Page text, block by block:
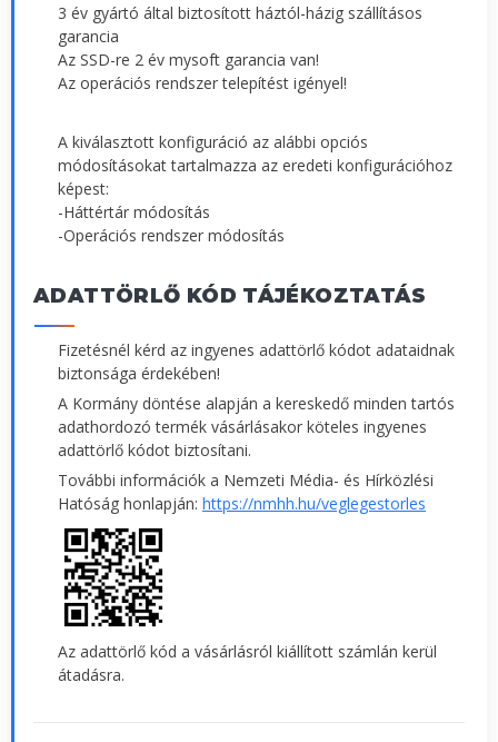
3 év gyártó által biztosított háztól-házig szállításos
garancia
Az SSD-re 2 év mysoft garancia van!
Az operációs rendszer telepítést igényel!
A kiválasztott konfiguráció az alábbi opciós
módosításokat tartalmazza az eredeti konfigurációhoz
képest:
-Háttértár módosítás
-Operációs rendszer módosítás
ADATTÖRLŐ KÓD TÁJÉKOZTATÁS
Fizetésnél kérd az ingyenes adattörlő kódot adataidnak
biztonsága érdekében!
A Kormány döntése alapján a kereskedő minden tartós
adathordozó termék vásárlásakor köteles ingyenes
adattörlő kódot biztosítani.
További információk a Nemzeti Média- és Hírközlési
Hatóság honlapján: https://nmhh.hu/veglegestorles
Az adattörlő kód a vásárlásról kiállított számlán kerül
átadásra.